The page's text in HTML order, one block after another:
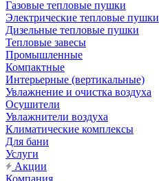
Газовые тепловые пушки
Электрические тепловые пушки
Дизельные тепловые пушки
Тепловые завесы
Промышленные
Компактные
Интерьерные (вертикальные)
Увлажнение и очистка воздуха
Осушители
Увлажнители воздуха
Климатические комплексы
Для бани
Услуги
Акции
Компания